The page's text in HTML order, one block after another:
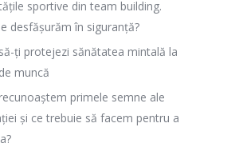
sportive din team building.
desfășurăm în siguranță?
ți protejezi sănătatea mintală la
muncă
primele semne ale
și ce trebuie să facem pentru a